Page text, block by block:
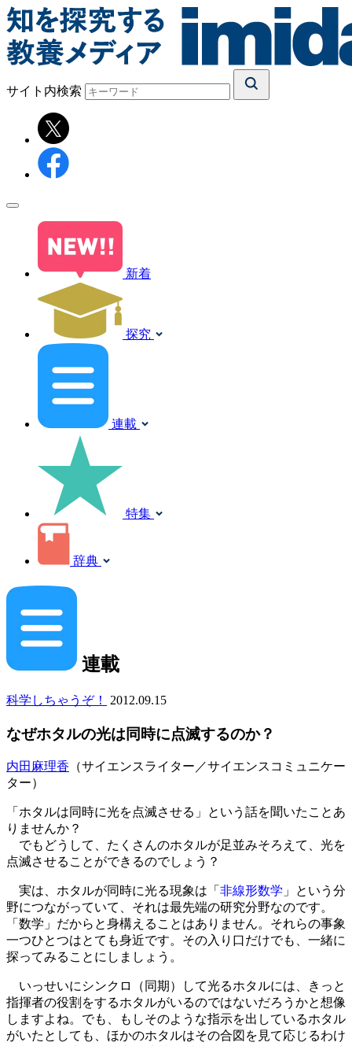
サイト内検索
新着
探究
連載
特集
辞典
連載
科学しちゃうぞ！ 2012.09.15
なぜホタルの光は同時に点滅するのか？
内田麻理香 （サイエンスライター／サイエンスコミュニケー
ター）
「ホタルは同時に光を点滅させる」という話を聞いたことあ
りませんか？
でもどうして、たくさんのホタルが足並みそろえて、光を
点滅させることができるのでしょう？
実は、ホタルが同時に光る現象は「 非線形数学 」という分
野につながっていて、それは最先端の研究分野なのです。
「数学」だからと身構えることはありません。それらの事象
一つひとつはとても身近です。その入り口だけでも、一緒に
探ってみることにしましょう。
いっせいにシンクロ（同期）して光るホタルには、きっと
指揮者の役割をするホタルがいるのではないだろうかと想像
しますよね。でも、もしそのような指示を出しているホタル
がいたとしても、ほかのホタルはその合図を見て応じるわけ